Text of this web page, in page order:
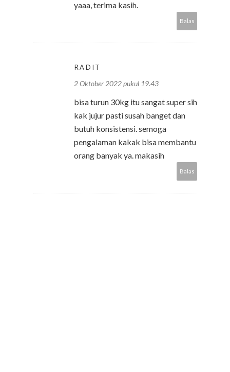
yaaa, terima kasih.
Balas
RADIT
2 Oktober 2022 pukul 19.43
bisa turun 30kg itu sangat super sih
kak jujur pasti susah banget dan
butuh konsistensi. semoga
pengalaman kakak bisa membantu
orang banyak ya. makasih
Balas